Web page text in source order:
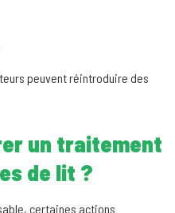
peuvent réintroduire des
un traitement
de lit ?
certaines actions